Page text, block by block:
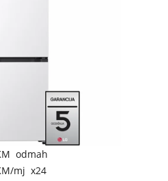
odmah
mj x24